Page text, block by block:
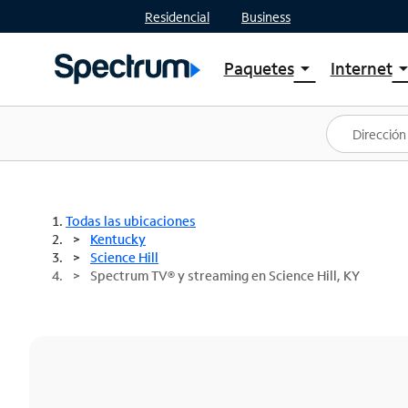
Residencial Business
Paquetesarrow_drop_down
Ver paquetes
Spectrum One
Mejores ofertas
Internetarrow_drop_down
Planes
Todas las ubicaciones
Kentucky
Science Hill
Spectrum TV® y streaming en Science Hill, KY